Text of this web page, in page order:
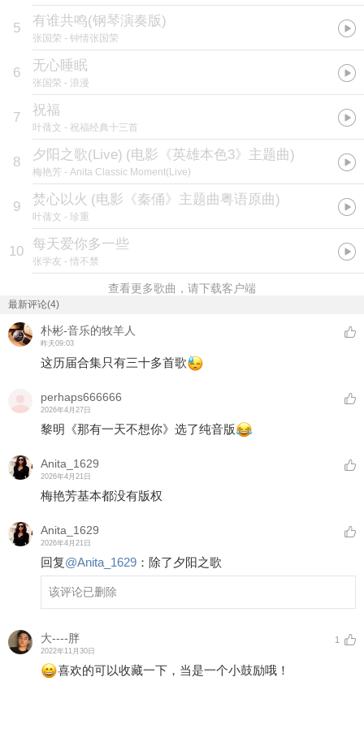
5 有谁共鸣(钢琴演奏版)
张国荣 - 钟情张国荣
6 无心睡眠
张国荣 - 浪漫
7 祝福
叶蒨文 - 祝福经典十三首
8 夕阳之歌(Live) (电影《英雄本色3》主题曲)
梅艳芳 - Anita Classic Moment(Live)
9 焚心以火 (电影《秦俑》主题曲粤语原曲)
叶蒨文 - 珍重
10 每天爱你多一些
张学友 - 情不禁
查看更多歌曲，请下载客户端
最新评论(4)
朴彬-音乐的牧羊人
昨天09:03
这历届合集只有三十多首歌
perhaps666666
2026年4月27日
黎明《那有一天不想你》选了纯音版
Anita_1629
2026年4月21日
梅艳芳基本都没有版权
Anita_1629
2026年4月21日
回复@Anita_1629 ： 除了夕阳之歌
该评论已删除
大----胖
2022年11月30日
1
喜欢的可以收藏一下，当是一个小鼓励哦！